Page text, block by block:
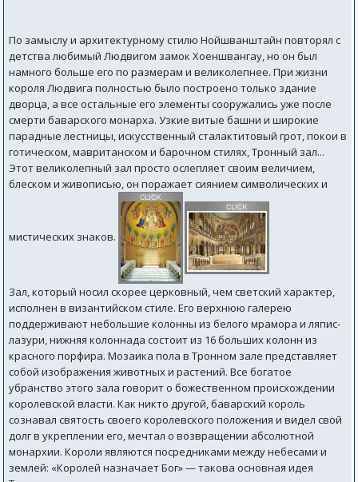
По замыслу и архитектурному стилю Нойшванштайн повторял с
детства любимый Людвигом замок Хоеншвангау, но он был
намного больше его по размерам и великолепнее. При жизни
короля Людвига полностью было построено только здание
дворца, а все остальные его элементы сооружались уже после
смерти баварского монарха. Узкие витые башни и широкие
парадные лестницы, искусственный сталактитовый грот, покои в
готическом, мавританском и барочном стилях, Тронный зал...
Этот великолепный зал просто ослепляет своим величием,
блеском и живописью, он поражает сиянием символических и
мистических знаков.
Зал, который носил скорее церковный, чем светский характер,
исполнен в византийском стиле. Его верхнюю галерею
поддерживают небольшие колонны из белого мрамора и ляпис-
лазури, нижняя колоннада состоит из 16 больших колонн из
красного порфира. Мозаика пола в Тронном зале представляет
собой изображения животных и растений. Все богатое
убранство этого зала говорит о божественном происхождении
королевской власти. Как никто другой, баварский король
сознавал святость своего королевского положения и видел свой
долг в укреплении его, мечтал о возвращении абсолютной
монархии. Короли являются посредниками между небесами и
землей: «Королей назначает Бог» — такова основная идея